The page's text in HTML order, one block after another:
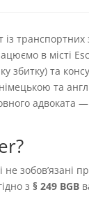
транспортних
в місті
збитку) та
та
адвоката —
і не зобовʼязані
з§ 249 BGB